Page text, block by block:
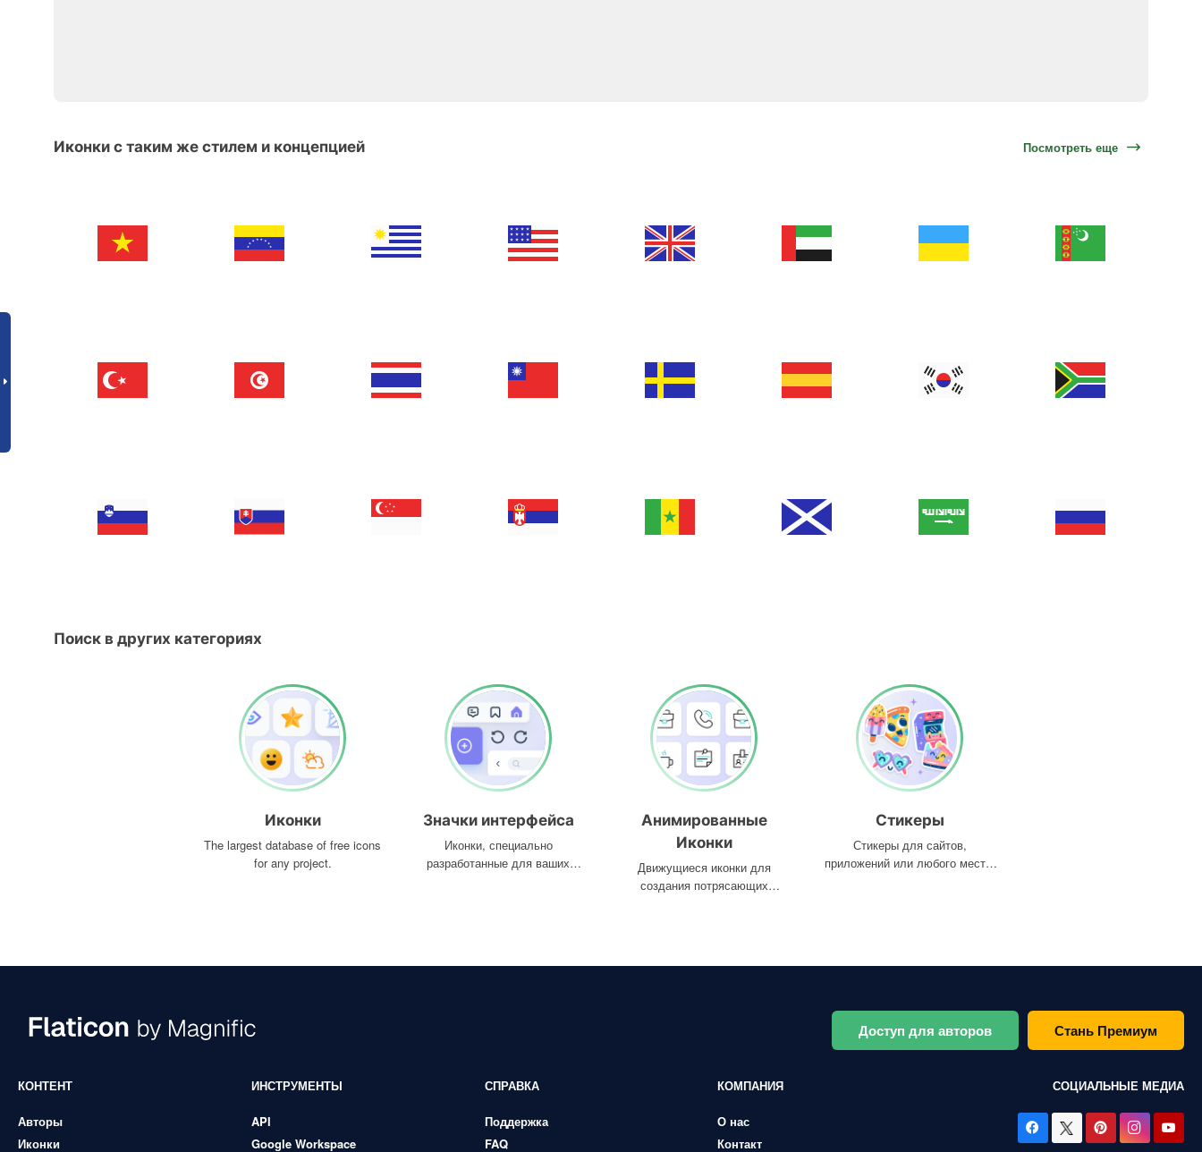
Иконки с таким же стилем и концепцией Посмотреть еще
Поиск в других категориях
Иконки
The largest database of free icons
for any project.
Значки интерфейса
Иконки, специально
разработанные для ваших
Анимированные
Иконки
Движущиеся иконки для
создания потрясающих
Стикеры
Стикеры для сайтов,
приложений или любого места,
Доступ для авторов Стань Премиум
КОНТЕНТ
Авторы
Иконки
ИНСТРУМЕНТЫ
API
Google Workspace
СПРАВКА
Поддержка
FAQ
КОМПАНИЯ
О нас
Контакт
СОЦИАЛЬНЫЕ МЕДИА